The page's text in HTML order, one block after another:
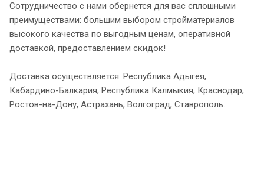
Сотрудничество с нами обернется для вас сплошными
преимуществами: большим выбором стройматериалов
высокого качества по выгодным ценам, оперативной
доставкой, предоставлением скидок!
Доставка осуществляется: Республика Адыгея,
Кабардино-Балкария, Республика Калмыкия, Краснодар,
Ростов-на-Дону, Астрахань, Волгоград, Ставрополь.